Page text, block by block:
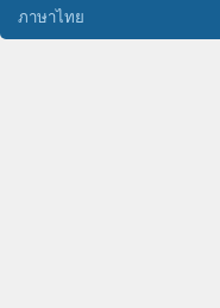
ภาษาไทย